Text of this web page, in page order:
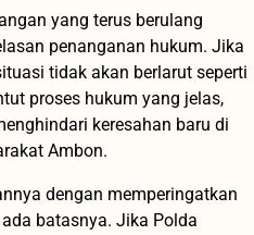
yang terus berulang
penanganan hukum. Jika
tidak akan berlarut seperti
proses hukum yang jelas,
keresahan baru di
Ambon.
dengan memperingatkan
batasnya. Jika Polda